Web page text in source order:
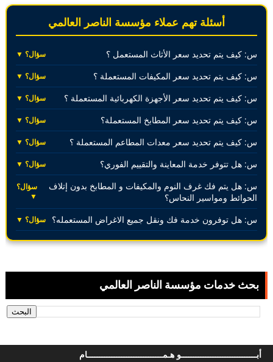
أسئلة تهم عملاء مؤسسة الناصر العالمي
س: كيف يتم تحديد سعر الأثاث المستعمل ؟ سؤال؟ ▼
س: كيف يتم تحديد سعر المكيفات المستعملة ؟ سؤال؟ ▼
س: كيف يتم تحديد سعر الأجهزة الكهربائية المستعملة ؟ سؤال؟ ▼
س: كيف يتم تحديد سعر المطابخ المستعملة؟ سؤال؟ ▼
س: كيف يتم تحديد سعر معدات المطاعم المستعملة ؟ سؤال؟ ▼
س: هل تتوفر خدمة المعاينة والتقييم الفوري؟ سؤال؟ ▼
س: هل يتم فك غرف النوم والمكيفات و المطابخ بدون إتلاف
الحوائط ومواسير النحاس؟
سؤال؟
▼
س: هل توفرون خدمة فك ونقل جميع الاغراض المستعمله؟ سؤال؟ ▼
بحث خدمات مؤسسة الناصر العالمي
أبـــــــــــــــــــــــــــــــو هـمـــــــــــــــــــــــــــــــام